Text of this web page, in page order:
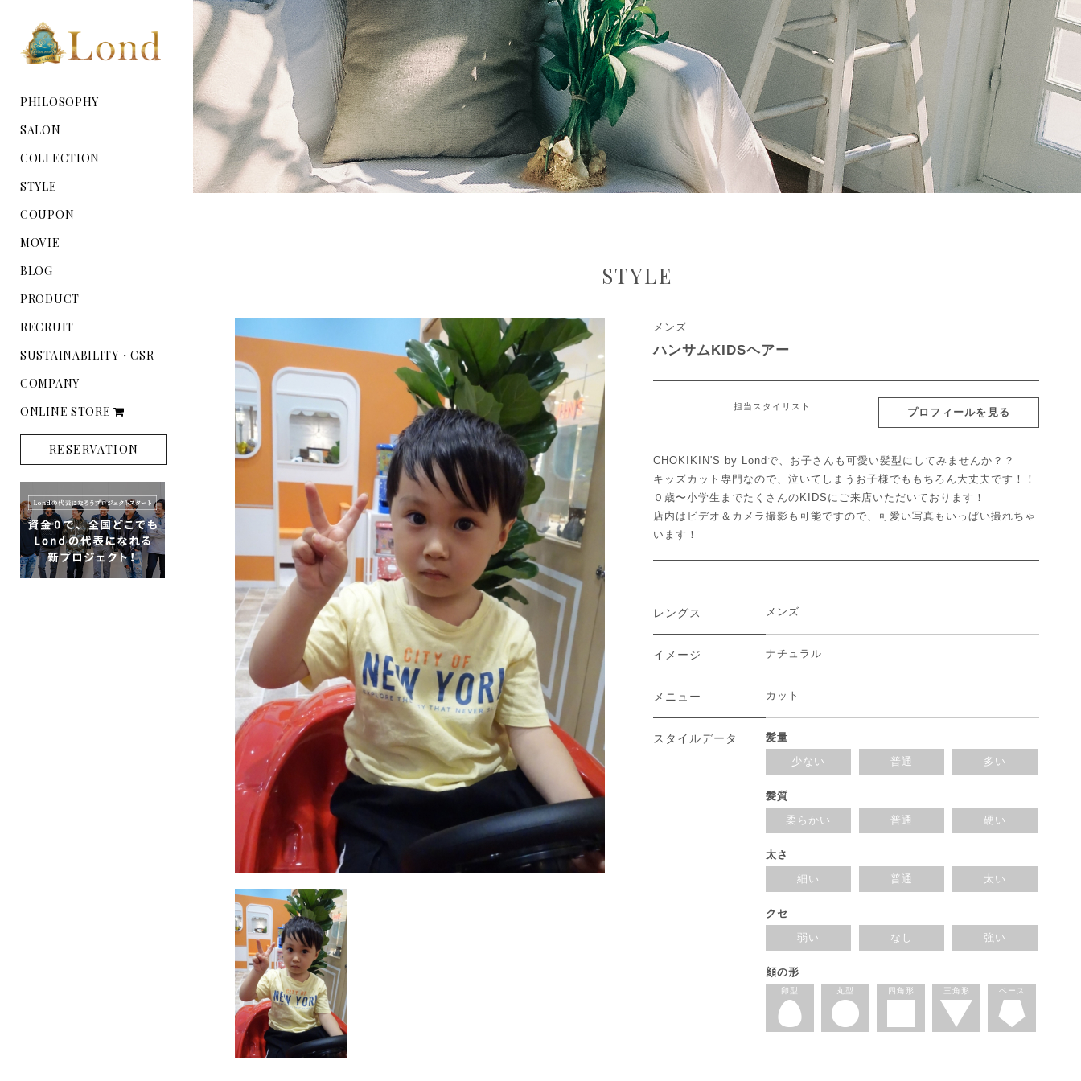
PHILOSOPHY
SALON
COLLECTION
STYLE
COUPON
MOVIE
BLOG
PRODUCT
RECRUIT
SUSTAINABILITY・CSR
COMPANY
ONLINE STORE
RESERVATION
STYLE
メンズ
ハンサムKIDSヘアー
担当スタイリスト
プロフィールを見る
CHOKIKIN'S by Londで、お子さんも可愛い髪型にしてみませんか？？
キッズカット専門なので、泣いてしまうお子様でももちろん大丈夫です！！
０歳〜小学生までたくさんのKIDSにご来店いただいております！
店内はビデオ＆カメラ撮影も可能ですので、可愛い写真もいっぱい撮れちゃ
います！
レングス メンズ
イメージ ナチュラル
メニュー カット
スタイルデータ
髪量
少ない
普通 多い
髪質
柔らかい
普通 硬い
太さ
細い
普通 太い
クセ
弱い
なし 強い
顔の形
卵型 丸型 四角形 三角形 ベース